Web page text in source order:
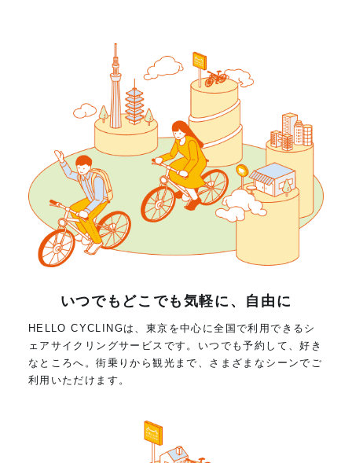
いつでもどこでも気軽に、自由に
HELLO CYCLINGは、東京を中心に全国で利用できるシ
ェアサイクリングサービスです。いつでも予約して、好き
なところへ。街乗りから観光まで、さまざまなシーンでご
利用いただけます。